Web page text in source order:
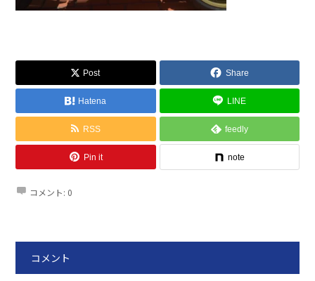
Post Share
Hatena LINE
RSS feedly
Pin it note
コメント: 0
コメント